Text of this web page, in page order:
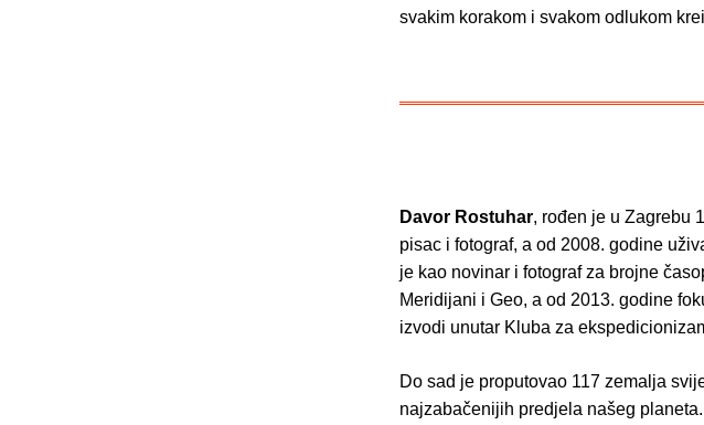
svakim korakom i svakom odlukom
Davor Rostuhar, rođen je u Zagrebu
pisac i fotograf, a od 2008. godine
je kao novinar i fotograf za brojne
Meridijani i Geo, a od 2013. godine
izvodi unutar Kluba za
Do sad je proputovao 117 zemalja
najzabačenijih predjela našeg